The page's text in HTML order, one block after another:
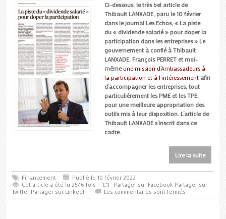
Ci-dessous, le très bel article de
Thibault LANXADE, paru le 10 février
dans le journal Les Echos, « La piste
du « dividende salarié » pour doper la
participation dans les entreprises » Le
gouvernement à confié à Thibault
LANXADE, François PERRET et moi-
mêmeune mission d’Ambassadeurs à
la participation et à l’intéressementafin
d’accompagner les entreprises, tout
particulièrement les PME et les TPE,
pour une meilleure appropriation des
outils mis à leur disposition. L’article de
Thibault LANXADE s’inscrit dans ce
cadre.
Lire la suite
Financement
Publié le 10 février 2022
Cet article a été lu 2546 fois
Partager sur Facebook Partager sur
Twitter Partager sur LinkedIn Les commentaires sont fermés